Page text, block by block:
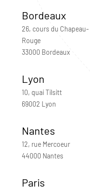
Bordeaux
26, cours du Chapeau-
Rouge
33000 Bordeaux
Lyon
10, quai Tilsitt
69002 Lyon
Nantes
12, rue Mercoeur
44000 Nantes
Paris